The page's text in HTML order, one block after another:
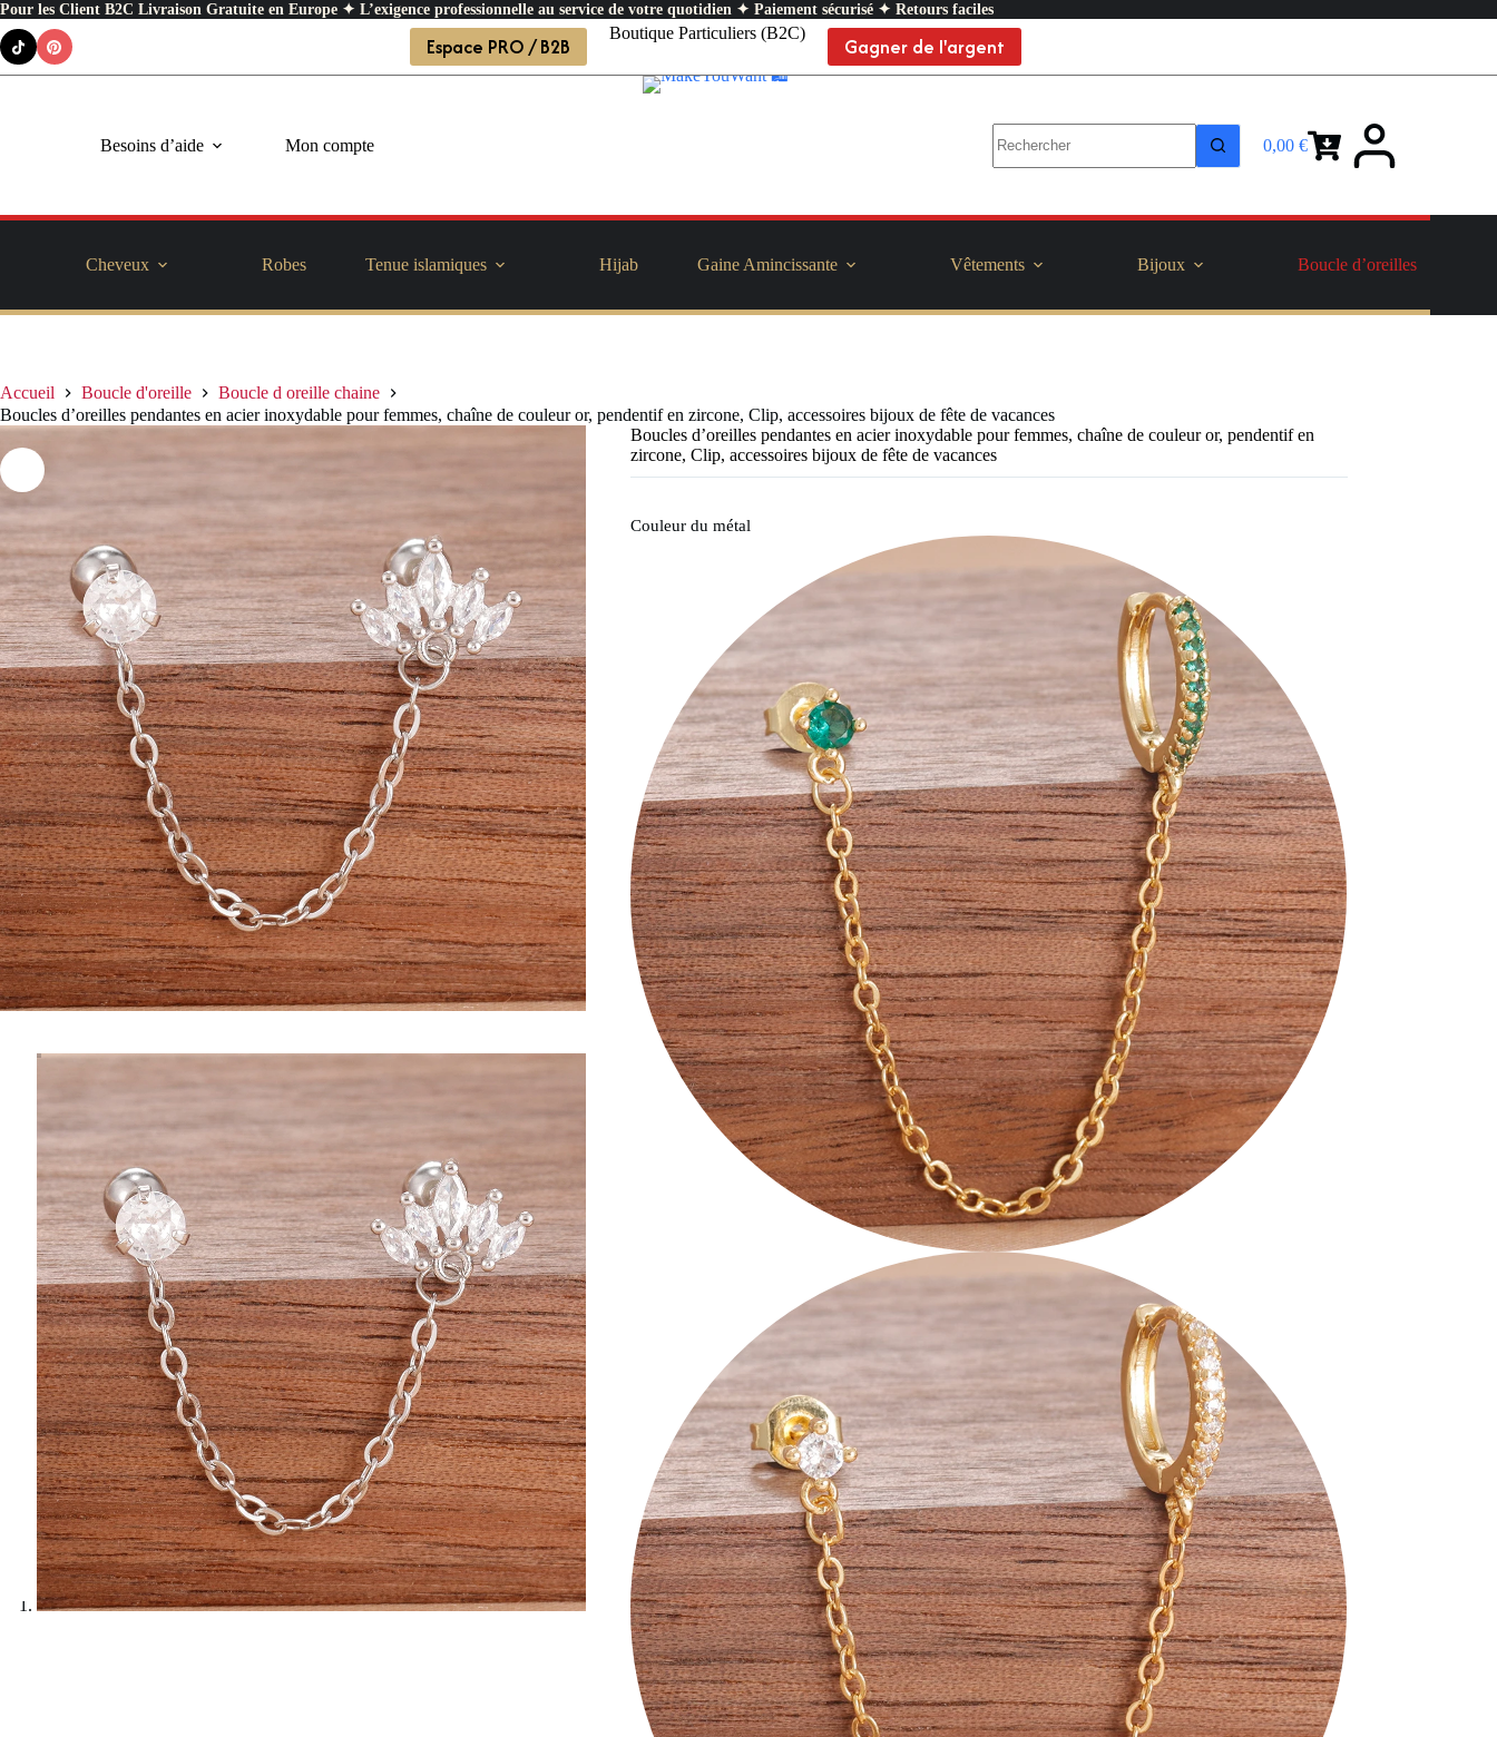
Pour les Client B2C Livraison Gratuite en Europe ✦ L’exigence professionnelle au service de votre quotidien ✦ Paiement sécurisé ✦ Retours faciles
Passer
au
contenu
Espace PRO / B2B Boutique Particuliers (B2C) Gagner de l'argent
Besoins d’aide Mon compte
Panier
0,00 €
Cheveux Robes Tenue islamiques Hijab Gaine Amincissante Vêtements Bijoux Boucle d’oreilles
Accueil Boucle d'oreille
Boucle d oreille chaine
Boucles d’oreilles pendantes en acier inoxydable pour femmes, chaîne de couleur or, pendentif en zircone, Clip, accessoires bijoux de fête de vacances
Boucles d’oreilles pendantes en acier inoxydable pour femmes, chaîne de couleur or, pendentif en
zircone, Clip, accessoires bijoux de fête de vacances
Couleur du métal